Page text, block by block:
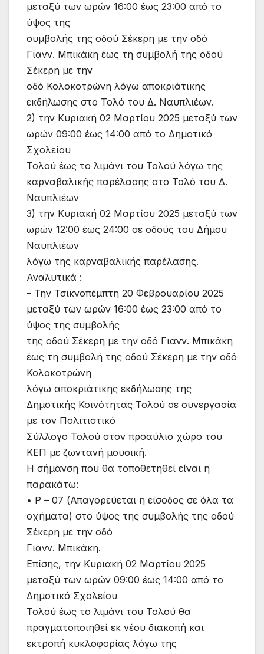
μεταξύ των ωρών 16:00 έως 23:00 από το
ύψος της
συμβολής της οδού Σέκερη με την οδό
Γιανν. Μπικάκη έως τη συμβολή της οδού
Σέκερη με την
οδό Κολοκοτρώνη λόγω αποκριάτικης
εκδήλωσης στο Τολό του Δ. Ναυπλιέων.
2) την Κυριακή 02 Μαρτίου 2025 μεταξύ των
ωρών 09:00 έως 14:00 από το Δημοτικό
Σχολείου
Τολού έως το λιμάνι του Τολού λόγω της
καρναβαλικής παρέλασης στο Τολό του Δ.
Ναυπλιέων
3) την Κυριακή 02 Μαρτίου 2025 μεταξύ των
ωρών 12:00 έως 24:00 σε οδούς του Δήμου
Ναυπλιέων
λόγω της καρναβαλικής παρέλασης.
Αναλυτικά :
– Την Τσικνοπέμπτη 20 Φεβρουαρίου 2025
μεταξύ των ωρών 16:00 έως 23:00 από το
ύψος της συμβολής
της οδού Σέκερη με την οδό Γιανν. Μπικάκη
έως τη συμβολή της οδού Σέκερη με την οδό
Κολοκοτρώνη
λόγω αποκριάτικης εκδήλωσης της
Δημοτικής Κοινότητας Τολού σε συνεργασία
με τον Πολιτιστικό
Σύλλογο Τολού στον προαύλιο χώρο του
ΚΕΠ με ζωντανή μουσική.
Η σήμανση που θα τοποθετηθεί είναι η
παρακάτω:
• Ρ – 07 (Απαγορεύεται η είσοδος σε όλα τα
οχήματα) στο ύψος της συμβολής της οδού
Σέκερη με την οδό
Γιανν. Μπικάκη.
Επίσης, την Κυριακή 02 Μαρτίου 2025
μεταξύ των ωρών 09:00 έως 14:00 από το
Δημοτικό Σχολείου
Τολού έως το λιμάνι του Τολού θα
πραγματοποιηθεί εκ νέου διακοπή και
εκτροπή κυκλοφορίας λόγω της